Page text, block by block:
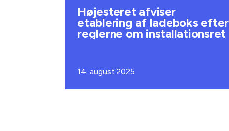
Højesteret afviser
etablering af ladeboks efter
reglerne om installationsret
14. august 2025